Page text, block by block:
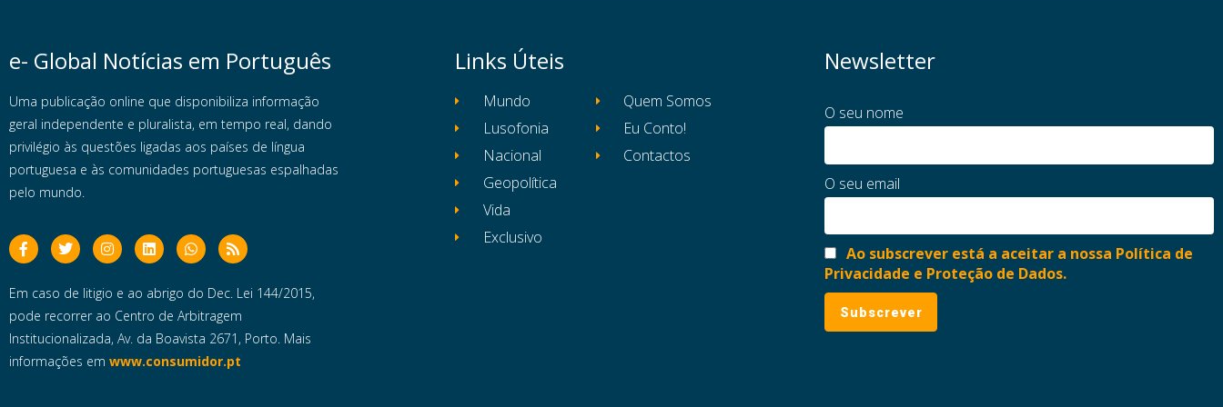
e- Global Notícias em Português
Uma publicação online que disponibiliza informação
geral independente e pluralista, em tempo real, dando
privilégio às questões ligadas aos países de língua
portuguesa e às comunidades portuguesas espalhadas
pelo mundo.
Em caso de litigio e ao abrigo do Dec. Lei 144/2015,
pode recorrer ao Centro de Arbitragem
Institucionalizada, Av. da Boavista 2671, Porto. Mais
informações em www.consumidor.pt
Links Úteis
Mundo
Lusofonia
Nacional
Geopolítica
Vida
Exclusivo
Quem Somos
Eu Conto!
Contactos
Newsletter
O seu nome
O seu email
Ao subscrever está a aceitar a nossa Política de
Privacidade e Proteção de Dados.